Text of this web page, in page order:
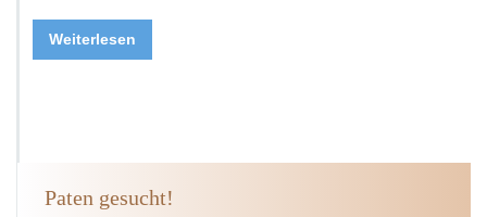
Weiterlesen
Paten gesucht!